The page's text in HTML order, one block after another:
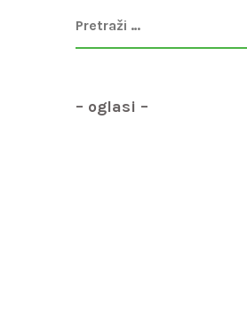
– oglasi –